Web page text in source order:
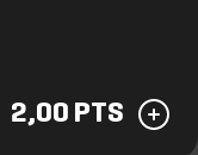
2,00 PTS